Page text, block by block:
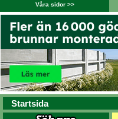
Våra sidor >>
Startsida